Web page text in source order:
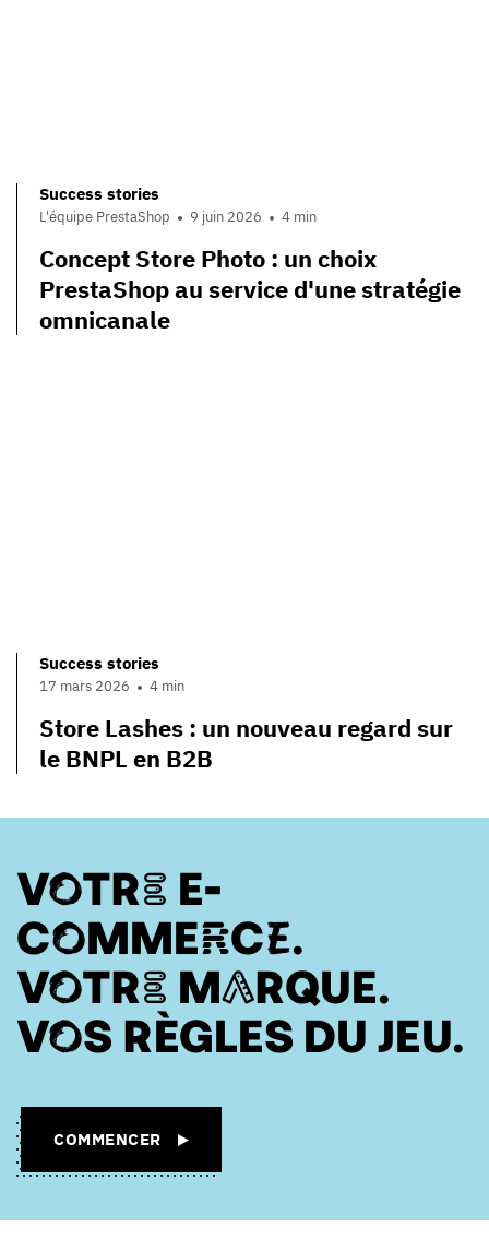
Success stories
L'équipe PrestaShop 9 juin 2026 4 min
Concept Store Photo : un choix
PrestaShop au service d'une stratégie
omnicanale
Success stories
17 mars 2026 4 min
Store Lashes : un nouveau regard sur
le BNPL en B2B
VOTRE E-
COMMERCE.
VOTRE MARQUE.
VOS RÈGLES DU JEU.
COMMENCER